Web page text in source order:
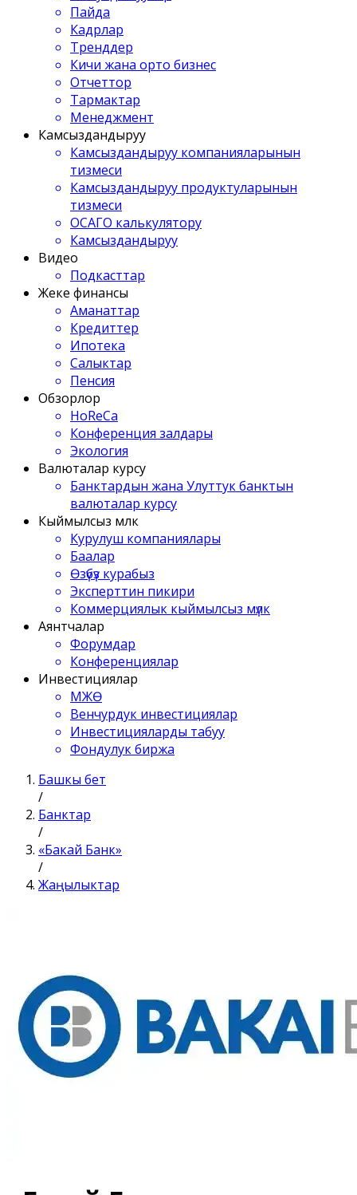
Пайда
Кадрлар
Тренддер
Кичи жана орто бизнес
Отчеттор
Тармактар
Менеджмент
Камсыздандыруу
Камсыздандыруу компанияларынын
тизмеси
Камсыздандыруу продуктуларынын
тизмеси
ОСАГО калькулятору
Камсыздандыруу
Видео
Подкасттар
Жеке финансы
Аманаттар
Кредиттер
Ипотека
Салыктар
Пенсия
Обзорлор
HoReCa
Конференция залдары
Экология
Валюталар курсу
Банктардын жана Улуттук банктын
валюталар курсу
Кыймылсыз мүлк
Курулуш компаниялары
Баалар
Өзүбүз курабыз
Эксперттин пикири
Коммерциялык кыймылсыз мүлк
Аянтчалар
Форумдар
Конференциялар
Инвестициялар
МЖӨ
Венчурдук инвестициялар
Инвестицияларды табуу
Фондулук биржа
Башкы бет
/
Банктар
/
«Бакай Банк»
/
Жаңылыктар